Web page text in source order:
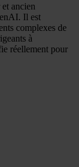
ancien
Il est
complexes de
à
réellement pour